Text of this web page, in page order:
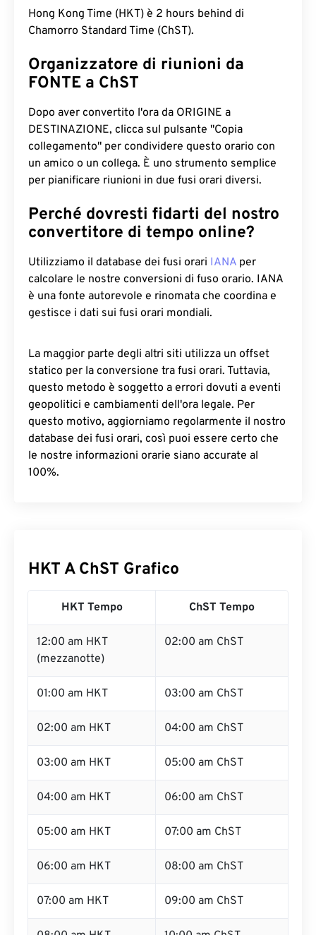
Hong Kong Time (HKT) è 2 hours behind di
Chamorro Standard Time (ChST).
Organizzatore di riunioni da
FONTE a ChST
Dopo aver convertito l'ora da ORIGINE a
DESTINAZIONE, clicca sul pulsante "Copia
collegamento" per condividere questo orario con
un amico o un collega. È uno strumento semplice
per pianificare riunioni in due fusi orari diversi.
Perché dovresti fidarti del nostro
convertitore di tempo online?
Utilizziamo il database dei fusi orari IANA per
calcolare le nostre conversioni di fuso orario. IANA
è una fonte autorevole e rinomata che coordina e
gestisce i dati sui fusi orari mondiali.
La maggior parte degli altri siti utilizza un offset
statico per la conversione tra fusi orari. Tuttavia,
questo metodo è soggetto a errori dovuti a eventi
geopolitici e cambiamenti dell'ora legale. Per
questo motivo, aggiorniamo regolarmente il nostro
database dei fusi orari, così puoi essere certo che
le nostre informazioni orarie siano accurate al
100%.
HKT A ChST Grafico
HKT Tempo ChST Tempo
12:00 am HKT
(mezzanotte)
02:00 am ChST
01:00 am HKT 03:00 am ChST
02:00 am HKT 04:00 am ChST
03:00 am HKT 05:00 am ChST
04:00 am HKT 06:00 am ChST
05:00 am HKT 07:00 am ChST
06:00 am HKT 08:00 am ChST
07:00 am HKT 09:00 am ChST